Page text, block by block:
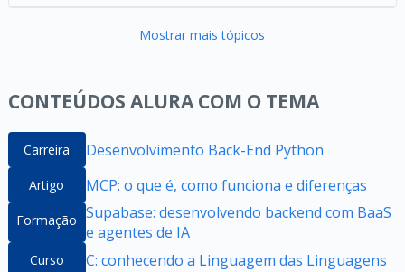
Mostrar mais tópicos
CONTEÚDOS ALURA COM O TEMA
Carreira Desenvolvimento Back-End Python
Artigo MCP: o que é, como funciona e diferenças
Formação Supabase: desenvolvendo backend com BaaS
e agentes de IA
Curso C: conhecendo a Linguagem das Linguagens